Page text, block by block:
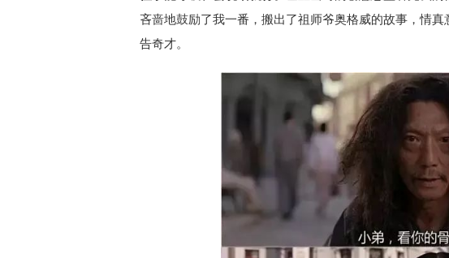
吝啬地鼓励了我一番，搬出了祖师爷奥格威的故事，情
告奇才。